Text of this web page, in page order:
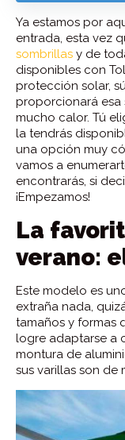
Ya estamos por
entrada, esta vez
sombrillas y de
disponibles con
protección solar,
proporcionará esa
mucho calor. Tú
la tendrás
una opción muy
vamos a
encontrarás, si
¡Empezamos!
La
verano:
Este modelo es
extraña nada,
tamaños y formas
logre adaptarse a
montura de
sus varillas son de